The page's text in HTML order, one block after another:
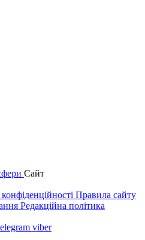
Сайт
Правила сайту
Редакційна політика
viber